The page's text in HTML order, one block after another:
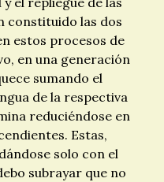
constituido las dos
estos procesos de
en una generación
sumando el
de la respectiva
reduciéndose en
Estas,
solo con el
subrayar que no